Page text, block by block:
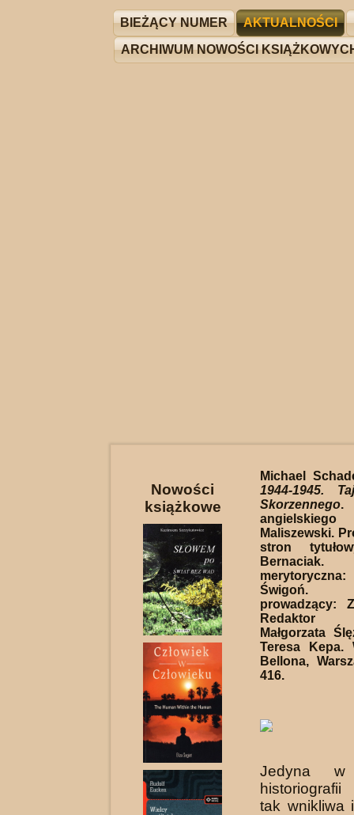
BIEŻĄCY NUMER AKTUALNOŚCI
ARCHIWUM NOWOŚCI
Nowości
książkowe
Michael
1944-1945.
Skorzennego.
Maliszewski.
stron
Świgoń.
prowadzący:
Redaktor
Małgorzata
Teresa Kepa.
Bellona,
416.
Jedyna w
tak wnikliwa